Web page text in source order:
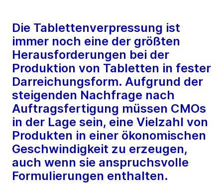
Die Tablettenverpressung ist
immer noch eine der größten
Herausforderungen bei der
Produktion von Tabletten in fester
Darreichungsform. Aufgrund der
steigenden Nachfrage nach
Auftragsfertigung müssen CMOs
in der Lage sein, eine Vielzahl von
Produkten in einer ökonomischen
Geschwindigkeit zu erzeugen,
auch wenn sie anspruchsvolle
Formulierungen enthalten.